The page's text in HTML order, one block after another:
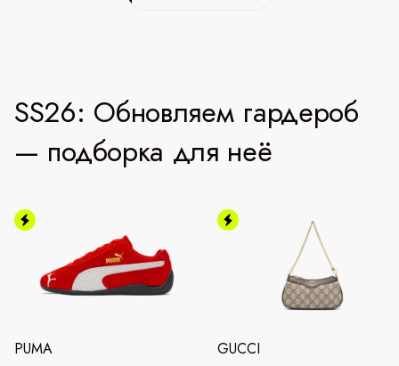
SS26: Обновляем гардероб
— подборка для неё
PUMA GUCCI